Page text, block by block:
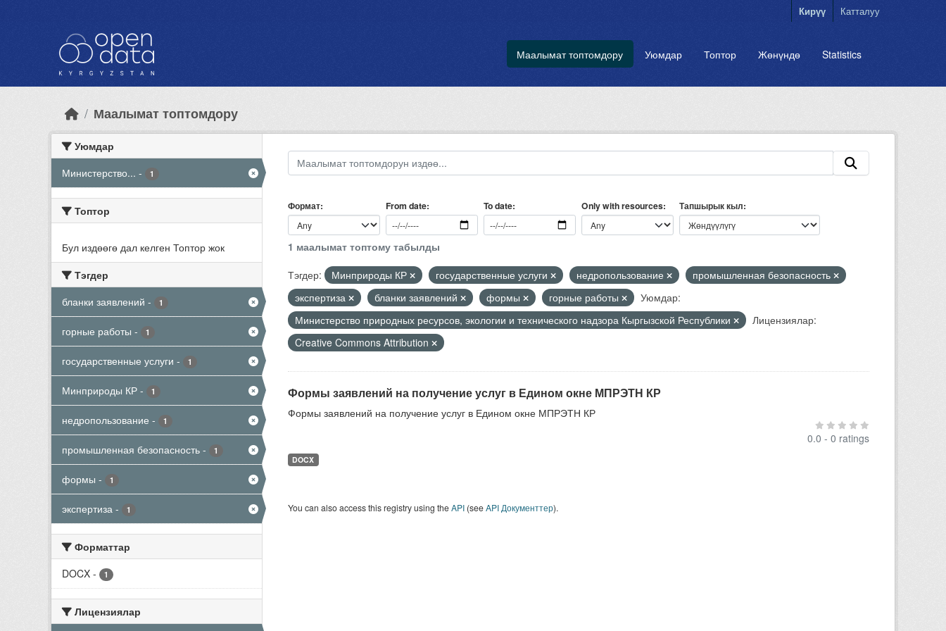
Кирүү Катталуу
Маалымат топтомдору Уюмдар Топтор Жөнүндө Statistics
Маалымат топтомдору
Уюмдар
Министерство... - 1
Топтор
Бул издөөгө дал келген Топтор жок
Тэгдер
бланки заявлений - 1
горные работы - 1
государственные услуги - 1
Минприроды КР - 1
недропользование - 1
промышленная безопасность - 1
формы - 1
экспертиза - 1
Форматтар
DOCX - 1
Лицензиялар
Формат From date To date Only with resources Тапшырык кыл
1 маалымат топтому табылды
Тэгдер:
Минприроды КР государственные услуги недропользование
промышленная безопасность
экспертиза
бланки заявлений формы горные работы
Уюмдар:
Министерство природных ресурсов, экологии и технического надзора Кыргызской Республики
Лицензиялар:
Creative Commons Attribution
Формы заявлений на получение услуг в Едином окне МПРЭТН КР
Формы заявлений на получение услуг в Едином окне МПРЭТН КР
0.0 - 0 ratings
DOCX
You can also access this registry using theAPI(seeAPI Документтер).